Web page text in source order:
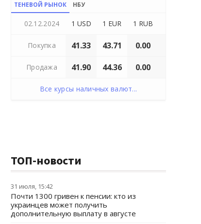
ТЕНЕВОЙ РЫНОК НБУ
02.12.2024 1 USD 1 EUR 1 RUB
Покупка 41.33 43.71 0.00
Продажа 41.90 44.36 0.00
Все курсы наличных валют...
ТОП-новости
31 июля, 15:42
Почти 1300 гривен к пенсии: кто из
украинцев может получить
дополнительную выплату в августе